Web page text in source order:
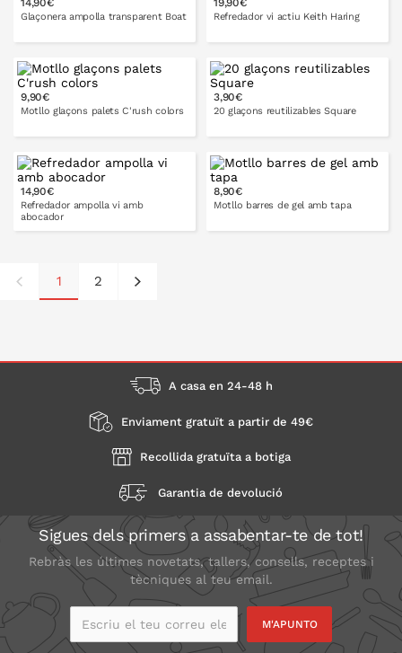
A LA CISTELLA
14,90€
Glaçonera ampolla transparent Boat
A LA CISTELLA
19,90€
Refredador vi actiu Keith Haring
A LA CISTELLA
9,90€
Motllo glaçons palets C'rush colors
A LA CISTELLA
3,90€
20 glaçons reutilizables Square
A LA CISTELLA
14,90€
Refredador ampolla vi amb
abocador
8,90€
Motllo barres de gel amb tapa
1 2
A casa en 24-48 h
Enviament gratuït a partir de 49€
Recollida gratuïta a botiga
Garantia de devolució
Sigues dels primers a assabentar-te de tot!
Rebràs les últimes novetats, tallers, consells, receptes i
tècniques al teu email.
Escriu el teu correu